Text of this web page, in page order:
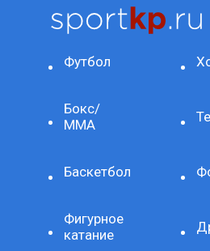
Футбол
Бокс/
ММА
Баскетбол
Фигурное
катание